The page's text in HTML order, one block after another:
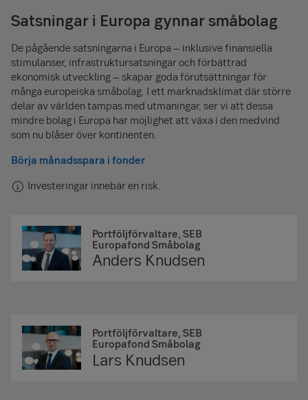
Satsningar i Europa gynnar småbolag
De pågående satsningarna i Europa – inklusive finansiella
stimulanser, infrastruktursatsningar och förbättrad
ekonomisk utveckling – skapar goda förutsättningar för
många europeiska småbolag. I ett marknadsklimat där större
delar av världen tampas med utmaningar, ser vi att dessa
mindre bolag i Europa har möjlighet att växa i den medvind
som nu blåser över kontinenten.
Börja månadsspara i fonder
Investeringar innebär en risk.
Portföljförvaltare, SEB
Europafond Småbolag
Anders Knudsen
Portföljförvaltare, SEB
Europafond Småbolag
Lars Knudsen